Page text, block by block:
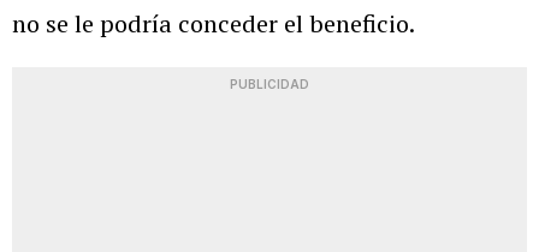
no se le podría conceder el beneficio.
PUBLICIDAD